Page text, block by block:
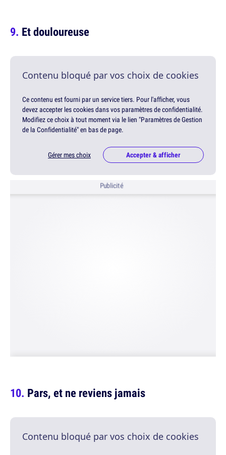
Et douloureuse
Contenu bloqué par vos choix de cookies
Ce contenu est fourni par un service tiers. Pour l'afficher, vous
devez accepter les cookies dans vos paramètres de confidentialité.
Modifiez ce choix à tout moment via le lien "Paramètres de Gestion
de la Confidentialité" en bas de page.
Gérer mes choix Accepter & afficher
Publicité
Pars, et ne reviens jamais
Contenu bloqué par vos choix de cookies